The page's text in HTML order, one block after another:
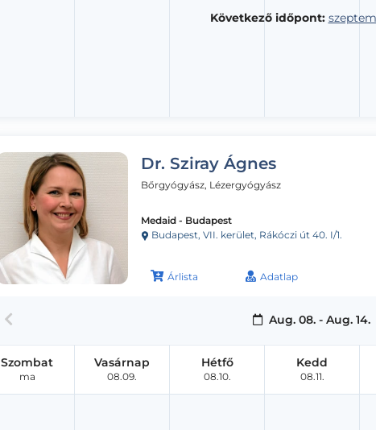
Következő időpont:
Dr. Sziray Ágnes
Bőrgyógyász, Lézergyógyász
Medaid - Budapest
Budapest, VII. kerület, Rákóczi út 40. I/1.
Árlista Adatlap
Aug. 08. - Aug. 14.
Szombat
ma
Vasárnap
08.09.
Hétfő
08.10.
Kedd
08.11.